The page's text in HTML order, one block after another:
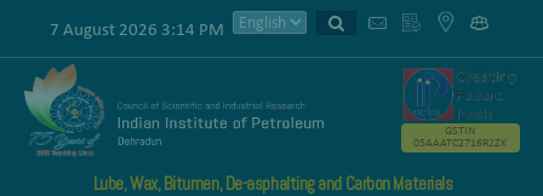
7 August 2026 3:14 PM
Lube, Wax, Bitumen, De-asphalting and Carbon Materials
GSTIN
05AAATC2716R2ZK